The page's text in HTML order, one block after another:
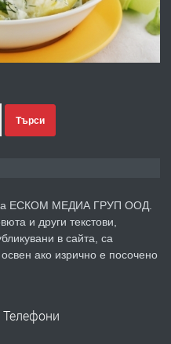
преди 1 година
зеленчукорезачка
преди 2 години
уроци по
Търси
на ЕСКОМ МЕДИА ГРУП ООД.
и други текстови,
в сайта, са
ако изрично е посочено
Телефони